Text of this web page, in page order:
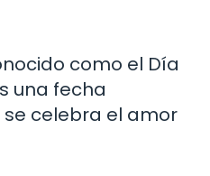
como el Día
una fecha
celebra el amor